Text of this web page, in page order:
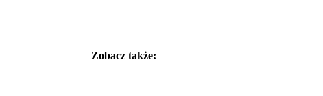
Zobacz także: